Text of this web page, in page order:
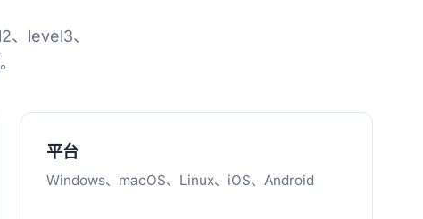
level3、
平台
Windows、macOS、Linux、iOS、Android